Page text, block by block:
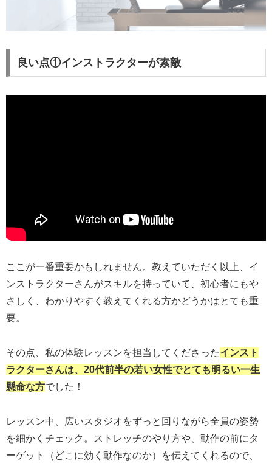
良い点①インストラクターが素敵
ここが一番重要かもしれません。教えていただく以上、イ
ンストラクターさんがスキルを持っていて、初心者にもや
さしく、わかりやすく教えてくれる方かどうかはとても重
要。
その点、私の体験レッスンを担当してくださったインスト
ラクターさんは、20代前半の若い女性でとても明るい一生
懸命な方でした！
レッスン中、広いスタジオをずっと回りながら全員の姿勢
を細かくチェック。ストレッチのやり方や、動作の前にタ
ーゲット（どこに効く動作なのか）を伝えてくれるので、